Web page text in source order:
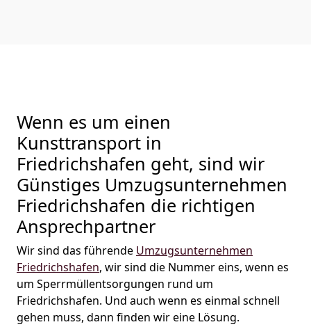
Wenn es um einen
Kunsttransport in
Friedrichshafen geht, sind wir
Günstiges Umzugsunternehmen
Friedrichshafen die richtigen
Ansprechpartner
Wir sind das führende Umzugsunternehmen
Friedrichshafen, wir sind die Nummer eins, wenn es
um Sperrmüllentsorgungen rund um
Friedrichshafen. Und auch wenn es einmal schnell
gehen muss, dann finden wir eine Lösung.